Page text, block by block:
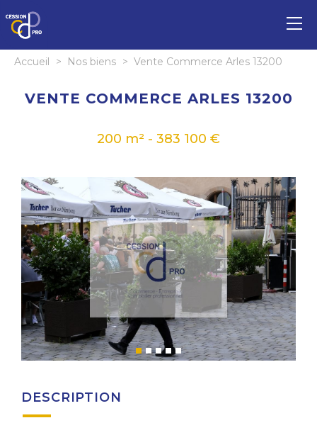
Accueil > Nos biens > Vente Commerce Arles 13200
VENTE COMMERCE ARLES 13200
200 m² - 383 100 €
DESCRIPTION